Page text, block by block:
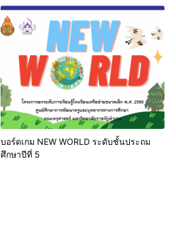
ตามแนวทางการประเมินของ PISAเพื่อ
พัฒนาความสามารถการรู้เรื่องการอ่าน
(Reading Literacy)
บอร์ดเกม NEW WORLD ระดับชั้นประถม
ศึกษาปีที่ 5